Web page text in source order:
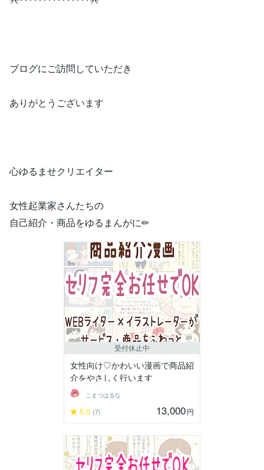
ブログにご訪問していただき
ありがとうございます
心ゆるませクリエイター
女性起業家さんたちの
自己紹介・商品をゆるまんがに✏
受付休止中
女性向け♡かわいい漫画で商品紹
介をやさしく行います
こまつはるな
5.0 (7) 13,000円